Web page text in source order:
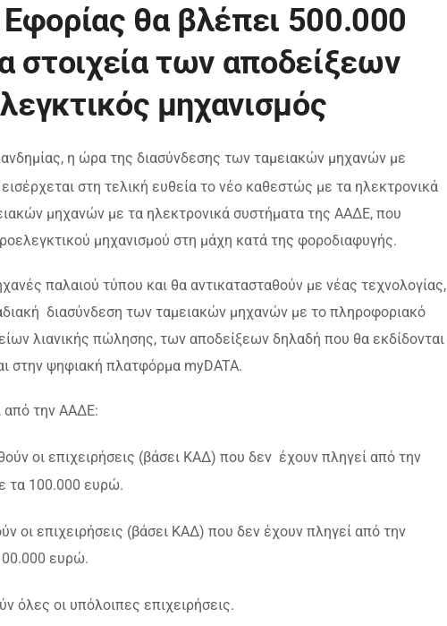
θα βλέπει 500.000
στοιχεία των αποδείξεων
μηχανισμός
η ώρα της διασύνδεσης των ταμειακών μηχανών με
στη τελική ευθεία το νέο καθεστώς με τα ηλεκτρονικά
μηχανών με τα ηλεκτρονικά συστήματα της ΑΑΔΕ, που
μηχανισμού στη μάχη κατά της φοροδιαφυγής.
παλαιού τύπου και θα αντικατασταθούν με νέας τεχνολογίας,
διασύνδεση των ταμειακών μηχανών με το πληροφοριακό
λιανικής πώλησης, των αποδείξεων δηλαδή που θα εκδίδονται
στην ψηφιακή πλατφόρμα myDATA.
από την ΑΑΔΕ:
οι επιχειρήσεις (βάσει ΚΑΔ) που δεν έχουν πληγεί από την
τα 100.000 ευρώ.
οι επιχειρήσεις (βάσει ΚΑΔ) που δεν έχουν πληγεί από την
ευρώ.
όλες οι υπόλοιπες επιχειρήσεις.